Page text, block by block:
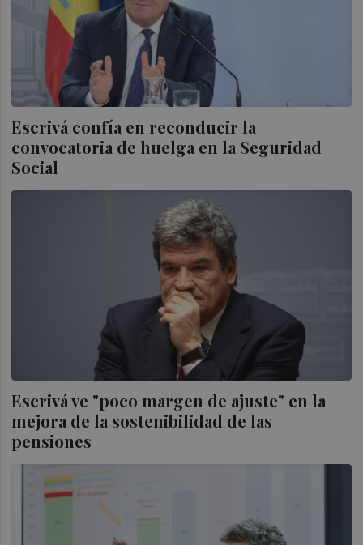
Escrivá confía en reconducir la
convocatoria de huelga en la Seguridad
Social
Escrivá ve "poco margen de ajuste" en la
mejora de la sostenibilidad de las
pensiones